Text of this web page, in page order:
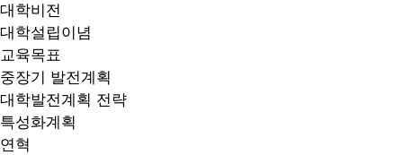
대학비전
대학설립이념
교육목표
중장기 발전계획
대학발전계획 전략
특성화계획
연혁